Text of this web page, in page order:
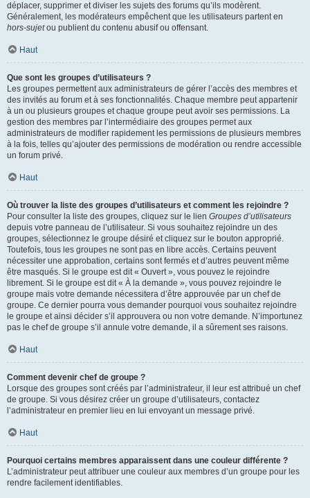
déplacer, supprimer et diviser les sujets des forums qu’ils modèrent.
Généralement, les modérateurs empêchent que les utilisateurs partent en
hors-sujetou publient du contenu abusif ou offensant.
Haut
Que sont les groupes d’utilisateurs ?
Les groupes permettent aux administrateurs de gérer l’accès des membres et
des invités au forum et à ses fonctionnalités. Chaque membre peut appartenir
à un ou plusieurs groupes et chaque groupe peut avoir ses permissions. La
gestion des membres par l’intermédiaire des groupes permet aux
administrateurs de modifier rapidement les permissions de plusieurs membres
à la fois, telles qu’ajouter des permissions de modération ou rendre accessible
un forum privé.
Haut
Où trouver la liste des groupes d’utilisateurs et comment les rejoindre ?
Pour consulter la liste des groupes, cliquez sur le lien Groupes d’utilisateurs
depuis votre panneau de l’utilisateur. Si vous souhaitez rejoindre un des
groupes, sélectionnez le groupe désiré et cliquez sur le bouton approprié.
Toutefois, tous les groupes ne sont pas en libre accès. Certains peuvent
nécessiter une approbation, certains sont fermés et d’autres peuvent même
être masqués. Si le groupe est dit « Ouvert », vous pouvez le rejoindre
librement. Si le groupe est dit « À la demande », vous pouvez rejoindre le
groupe mais votre demande nécessitera d’être approuvée par un chef de
groupe. Ce dernier pourra vous demander pourquoi vous souhaitez rejoindre
le groupe et ainsi décider s’il approuvera ou non votre demande. N’importunez
pas le chef de groupe s’il annule votre demande, il a sûrement ses raisons.
Haut
Comment devenir chef de groupe ?
Lorsque des groupes sont créés par l’administrateur, il leur est attribué un chef
de groupe. Si vous désirez créer un groupe d’utilisateurs, contactez
l’administrateur en premier lieu en lui envoyant un message privé.
Haut
Pourquoi certains membres apparaissent dans une couleur différente ?
L’administrateur peut attribuer une couleur aux membres d’un groupe pour les
rendre facilement identifiables.